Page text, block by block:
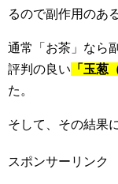
るので副作用のあ
通常「お茶」なら
評判の良い 「玉葱
た。
そして、その結果
スポンサーリンク